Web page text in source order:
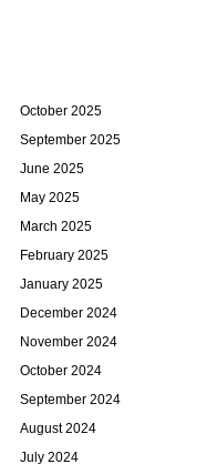
October 2025
September 2025
June 2025
May 2025
March 2025
February 2025
January 2025
December 2024
November 2024
October 2024
September 2024
August 2024
July 2024